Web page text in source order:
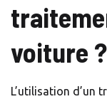
voiture ?
L’utilisation d’un